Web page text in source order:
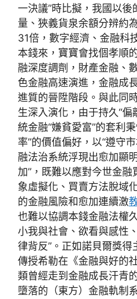
一決議”時比擬，我國以
量、狹義貨泉余額分辨約
31倍，數字經濟、金融科
本錢來，寶寶會找個孝順
融深度調劑，財產金融、
色金融高速演進，金融成
進質的晉陞階段。與此同
生深入演化，由于持久“
統金融“嫌貧愛富”的套利
率”的價值偏好，以“遵守
融法治系統浮現出愈加顯
加”，既難以應對今世金
象虛擬化、買賣方法脫域
的金融風險和愈加連續激
也難以協調本錢金融法權
小我與社會、欲看與感性
律背反”。正如諾貝爾獎得
傳授希勒在《金融與好的
類曾經走到金融成長汗青
墮落的（東方）金融軌制